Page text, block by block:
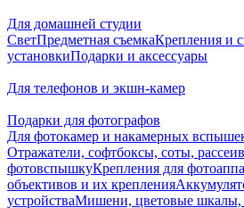
Для домашней студии
СветПредметная съемкаКрепления и
установкиПодарки и аксессуары
Для телефонов и экшн-камер
Подарки для фотографов
Для фотокамер и накамерных
Отражатели, софтбоксы, соты,
фотовспышкуКрепления для
объективов и их крепления
устройстваМишени, цветовые шкалы,